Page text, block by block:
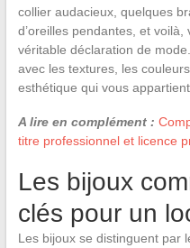
collier audacieux, quelques
d’oreilles pendantes, et
véritable déclaration de
avec les textures, les
esthétique qui vous appartient.
A lire en complément :
titre professionnel et licence
Les bijoux
clés pour un
Les bijoux se distinguent par